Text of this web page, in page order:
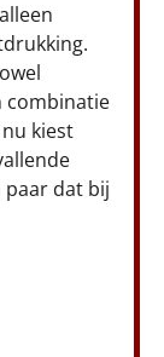
combinatie
kiest
dat bij